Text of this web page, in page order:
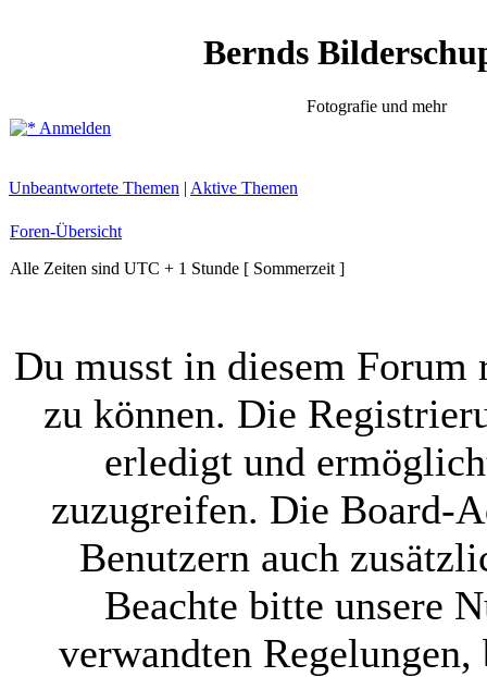
Bernds
Fotografie und mehr
Anmelden
Unbeantwortete Themen | Aktive Themen
Foren-Übersicht
Alle Zeiten sind UTC + 1 Stunde [ Sommerzeit ]
Du musst in diesem
zu können. Die
erledigt und
zuzugreifen. Die Board-
Benutzern auch
Beachte bitte unsere
verwandten